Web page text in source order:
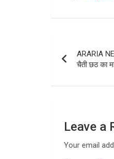
ARARIA
चैती छठ का
Leave a
Your email